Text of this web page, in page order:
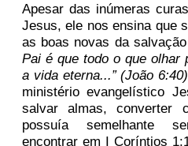
Apesar das inúmeras
Jesus, ele nos ensina que
as boas novas da
Pai é que todo o que olhar
a vida eterna...” (João 6:40)
ministério evangelístico
salvar almas, converter
possuía semelhante
encontrar em I Coríntios